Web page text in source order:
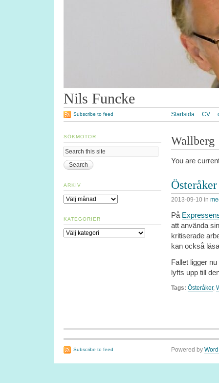
Nils Funcke
Startsida CV
Subscribe to feed
Wallberg
You are
2013-09-10 in
På
att använda
kritiserade
kan också
Fallet ligger
lyfts upp till
Tags: Österåker,
SÖKMOTOR
ARKIV
Arkiv
KATEGORIER
Kategorier
Subscribe to feed Powered by